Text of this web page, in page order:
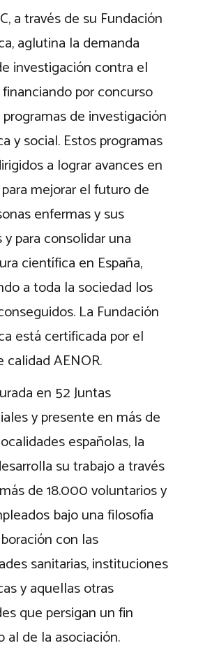
a través de su Fundación
aglutina la demanda
investigación contra el
por concurso
de investigación
y social. Estos programas
a lograr avances en
mejorar el futuro de
enfermas y sus
para consolidar una
científica en España,
a toda la sociedad los
La Fundación
está certificada por el
calidad AENOR.
en 52 Juntas
y presente en más de
españolas, la
su trabajo a través
de 18.000 voluntarios y
bajo una filosofía
con las
sanitarias, instituciones
y aquellas otras
que persigan un fin
al de la asociación.